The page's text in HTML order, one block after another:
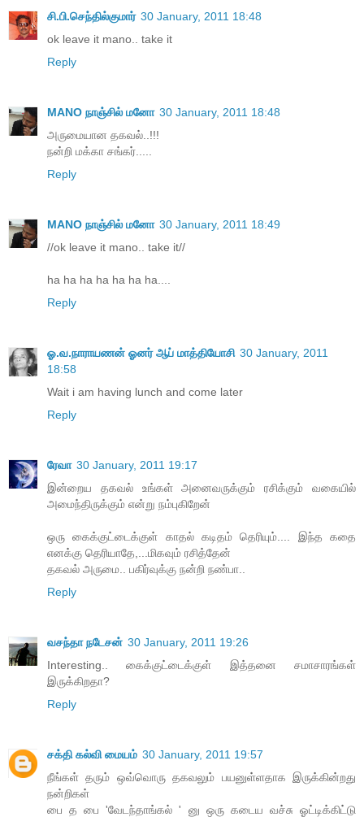
சி.பி.செந்தில்குமார் 30 January, 2011 18:48
ok leave it mano.. take it
Reply
MANO நாஞ்சில் மனோ 30 January, 2011 18:48
அருமையான தகவல்..!!!
நன்றி மக்கா சங்கர்.....
Reply
MANO நாஞ்சில் மனோ 30 January, 2011 18:49
//ok leave it mano.. take it//
ha ha ha ha ha ha ha....
Reply
ஓ.வ.நாராயணன் ஓனர் ஆப் மாத்தியோசி 30 January, 2011
18:58
Wait i am having lunch and come later
Reply
ரேவா 30 January, 2011 19:17
இன்றைய தகவல் உங்கள் அனைவருக்கும் ரசிக்கும் வகையில்
அமைந்திருக்கும் என்று நம்புகிறேன்
ஒரு கைக்குட்டைக்குள் காதல் கடிதம் தெரியும்.... இந்த கதை
எனக்கு தெரியாதே,...மிகவும் ரசித்தேன்
தகவல் அருமை.. பகிர்வுக்கு நன்றி நண்பா..
Reply
வசந்தா நடேசன் 30 January, 2011 19:26
Interesting.. கைக்குட்டைக்குள் இத்தனை சமாசாரங்கள்
இருக்கிறதா?
Reply
சக்தி கல்வி மையம் 30 January, 2011 19:57
நீங்கள் தரும் ஒவ்வொரு தகவலும் பயனுள்ளதாக இருக்கின்றது
நன்றிகள்
பை த பை 'வேடந்தாங்கல் ' னு ஒரு கடைய வச்சு ஓட்டிக்கிட்டு